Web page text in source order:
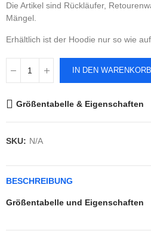
Die Artikel sind Rückläufer,
Mängel.
Erhältlich ist der Hoodie nur so wie
IN DEN WARENKORB
Größentabelle & Eigenschaften
SKU: N/A
BESCHREIBUNG
Größentabelle und Eigenschaften